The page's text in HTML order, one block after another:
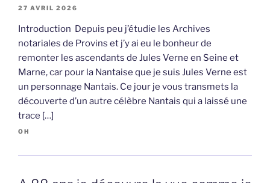
27 AVRIL 2026
Introduction Depuis peu j’étudie les Archives
notariales de Provins et j’y ai eu le bonheur de
remonter les ascendants de Jules Verne en Seine et
Marne, car pour la Nantaise que je suis Jules Verne est
un personnage Nantais. Ce jour je vous transmets la
découverte d’un autre célèbre Nantais qui a laissé une
trace […]
OH